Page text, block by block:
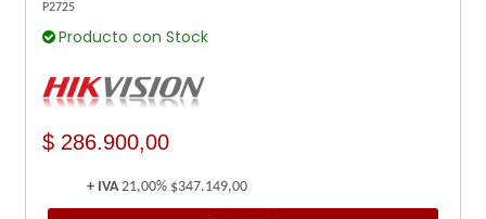
P2725
Producto con Stock
$ 286.900,00
+ IVA21,00% $347.149,00